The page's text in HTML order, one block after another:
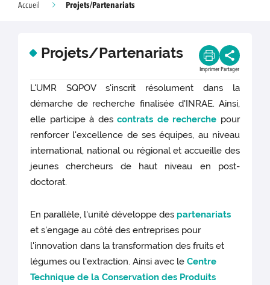
Accueil Projets/Partenariats
Projets/Partenariats
Imprimer Partager
L'UMR SQPOV s'inscrit résolument dans la
démarche de recherche finalisée d'INRAE. Ainsi,
elle participe à descontrats de recherche pour
renforcer l'excellence de ses équipes, au niveau
international, national ou régional et accueille des
jeunes chercheurs de haut niveau en post-
doctorat.
En parallèle, l'unité développe des partenariats
et s'engage au côté des entreprises pour
l'innovation dans la transformation des fruits et
légumes ou l'extraction. Ainsi avec leCentre
Technique de la Conservation des Produits